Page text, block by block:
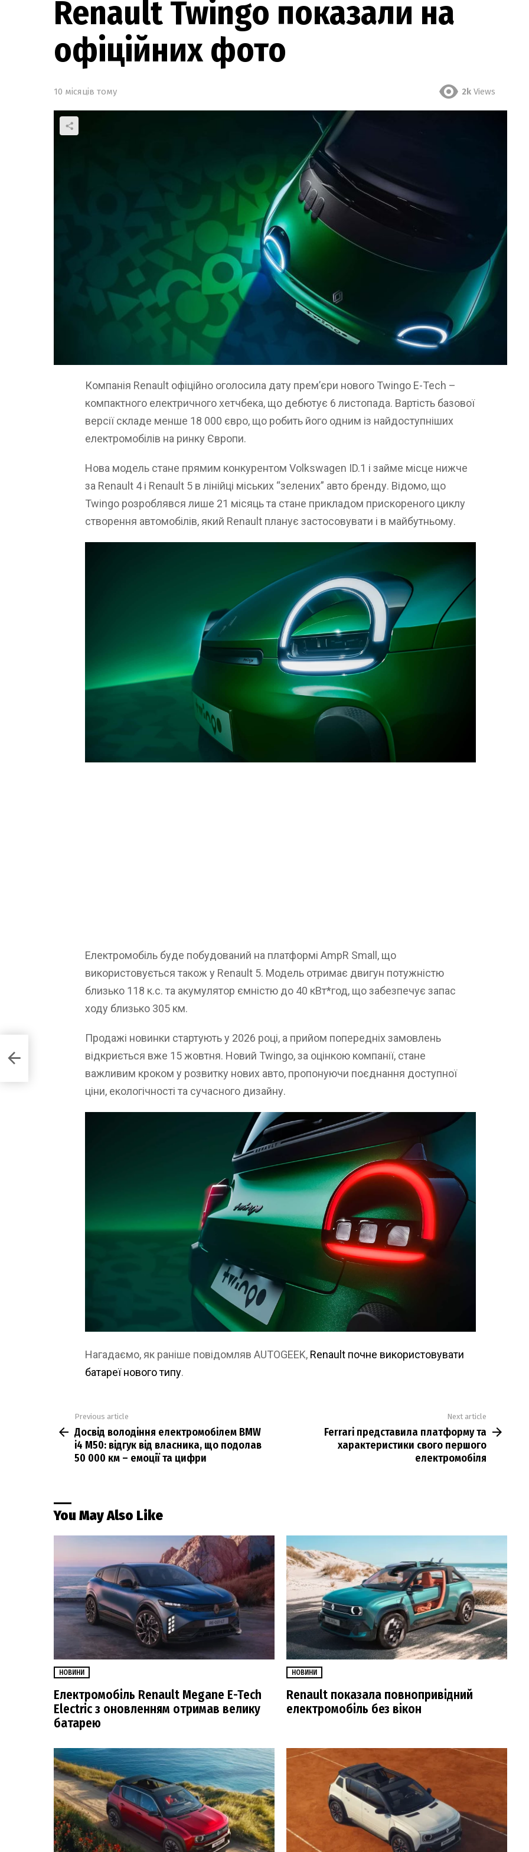
Renault Twingo показали на
офіційних фото
10 місяців тому 2k Views
Компанія Renault офіційно оголосила дату прем’єри нового Twingo E-Tech –
компактного електричного хетчбека, що дебютує 6 листопада. Вартість базової
версії складе менше 18 000 євро, що робить його одним із найдоступніших
електромобілів на ринку Європи.
Нова модель стане прямим конкурентом Volkswagen ID.1 і займе місце нижче
за Renault 4 і Renault 5 в лінійці міських “зелених” авто бренду. Відомо, що
Twingo розроблявся лише 21 місяць та стане прикладом прискореного циклу
створення автомобілів, який Renault планує застосовувати і в майбутньому.
Електромобіль буде побудований на платформі AmpR Small, що
використовується також у Renault 5. Модель отримає двигун потужністю
близько 118 к.с. та акумулятор ємністю до 40 кВт*год, що забезпечує запас
ходу близько 305 км.
Продажі новинки стартують у 2026 році, а прийом попередніх замовлень
відкриється вже 15 жовтня. Новий Twingo, за оцінкою компанії, стане
важливим кроком у розвитку нових авто, пропонуючи поєднання доступної
ціни, екологічності та сучасного дизайну.
Нагадаємо, як раніше повідомляв AUTOGEEK, Renault почне використовувати
батареї нового типу.
more
Previous article
Досвід володіння електромобілем BMW
i4 M50: відгук від власника, що подолав
50 000 км – емоції та цифри
Next article
Ferrari представила платформу та
характеристики свого першого
електромобіля
You May Also Like
НОВИНИ
Електромобіль Renault Megane E-Tech
Electric з оновленням отримав велику
батарею
НОВИНИ
Renault показала повнопривідний
електромобіль без вікон